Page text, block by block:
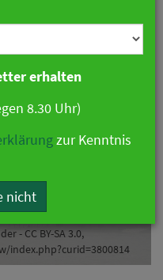
- CC BY-SA 3.0,
erhalten
8.30 Uhr)
zur Kenntnis
nicht